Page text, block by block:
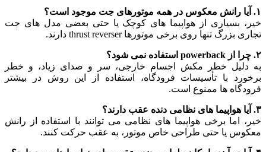
۱. آیا رانش معکوس در همه موتورهای جت موجود است؟
خیر، بسیاری از هواپیما های کوچک یا حتی بعضی مدل‌ های جت
تجاری بزرگ تنها روی برخی موتورها thrust reverser دارند.
۲. چرا از powerback استفاده نمی‌ شود؟
به دلیل خطر مکش اجسام خارجی، سر و صدای زیاد، و خطر
برخورد با تأسیسات فرودگاه، استفاده از این روش در بیشتر
فرودگاه‌ ها ممنوع است.
۳. آیا هواپیما های نظامی دنده عقب دارند؟
خیر، اما برخی هواپیما های نظامی می‌ توانند با استفاده از رانش
معکوس یا حتی طراحی خاص موتور، به عقب حرکت کنند.